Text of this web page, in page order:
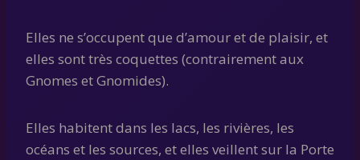
Elles ne s’occupent que d’amour et de plaisir, et
elles sont très coquettes (contrairement aux
Gnomes et Gnomides).
Elles habitent dans les lacs, les rivières, les
océans et les sources, et elles veillent sur la Porte